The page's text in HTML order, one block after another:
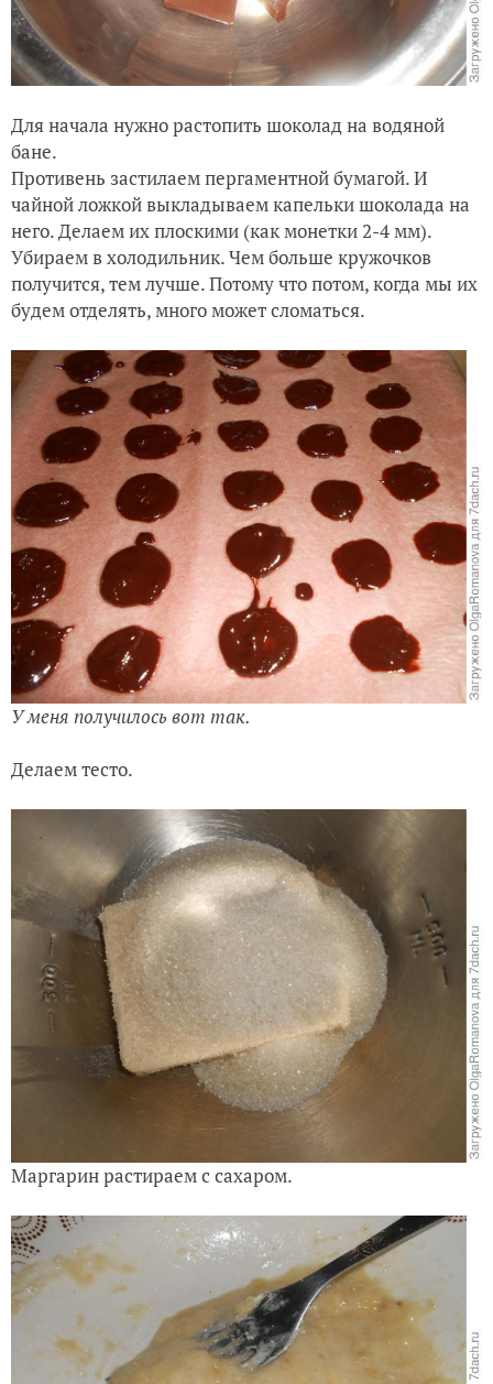
Для начала нужно растопить шоколад на водяной
бане.
Противень застилаем пергаментной бумагой. И
чайной ложкой выкладываем капельки шоколада на
него. Делаем их плоскими (как монетки 2-4 мм).
Убираем в холодильник. Чем больше кружочков
получится, тем лучше. Потому что потом, когда мы их
будем отделять, много может сломаться.
У меня получилось вот так.
Делаем тесто.
Маргарин растираем с сахаром.